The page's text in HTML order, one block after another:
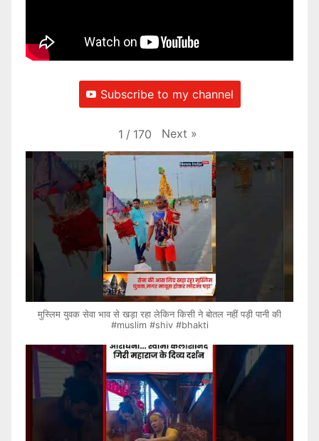
Subscribe to my channel
1 / 170 Next »
मुस्लिम युवक सेवा भाव से खड़ा रहा लेकिन किसी ने बोतल नहीं पड़ी पानी की
#muslim #shiv #bhakti